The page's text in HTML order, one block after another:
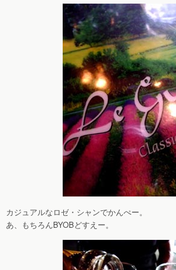
カジュアルなロゼ・シャンでかんぺー。
あ、もちろんBYOBどすえー。